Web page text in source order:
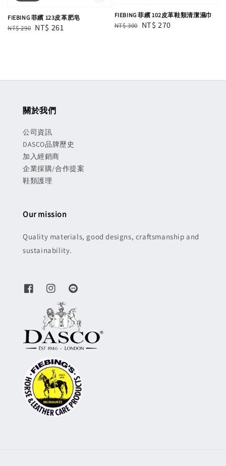
FIEBING 菲繽 123皮革肥皂
Regular
NT$ 290 Sale
NT$ 261
FIEBING 菲繽 102皮革鞋類清潔濕巾
Regular
NT$ 300 Sale
NT$ 270
關於我們
公司資訊
DASCO品牌歷史
加入經銷商
企業採購/合作提案
鞋類護理
Our mission
Quality materials, good designs, craftsmanship and
sustainability.